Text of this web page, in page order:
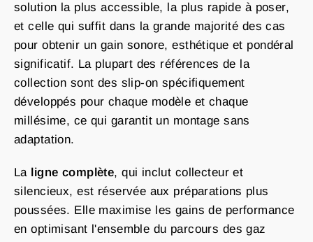
solution la plus accessible, la plus rapide à poser,
et celle qui suffit dans la grande majorité des cas
pour obtenir un gain sonore, esthétique et pondéral
significatif. La plupart des références de la
collection sont des slip-on spécifiquement
développés pour chaque modèle et chaque
millésime, ce qui garantit un montage sans
adaptation.
La ligne complète, qui inclut collecteur et
silencieux, est réservée aux préparations plus
poussées. Elle maximise les gains de performance
en optimisant l'ensemble du parcours des gaz